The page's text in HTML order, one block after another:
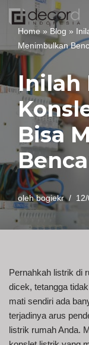
Lompat
konten
Home » Blog »
Menimbulkan
Inilah
Bisa
olehbogiekr
Pernahkah listrik di
dicek, tetangga
mati sendiri ada
terjadinya arus
listrik rumah Anda.